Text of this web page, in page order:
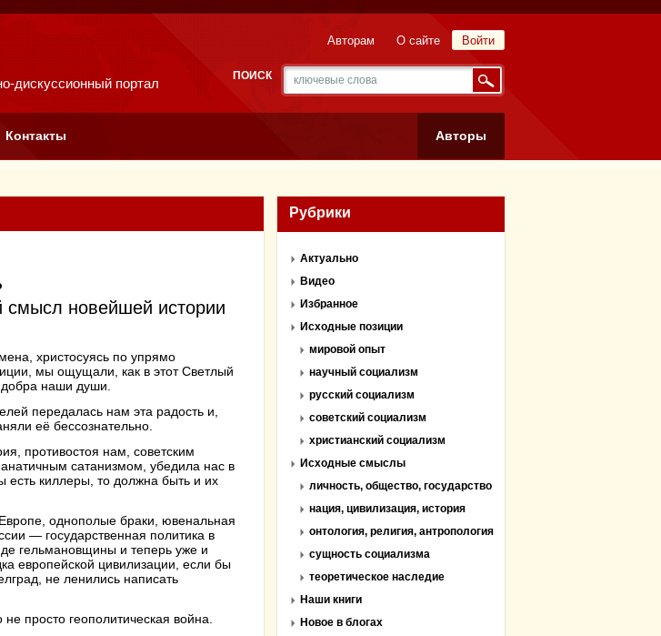
дискуссионный портал
Войти
Авторам О сайте
ПОИСК
Контакты Авторы
смысл новейшей истории
христосуясь по упрямо
мы ощущали, как в этот Светлый
наши души.
передалась нам эта радость и,
её бессознательно.
противостоя нам, советским
сатанизмом, убедила нас в
есть киллеры, то должна быть и их
однополые браки, ювенальная
— государственная политика в
гельмановщины и теперь уже и
европейской цивилизации, если бы
не ленились написать
просто геополитическая война.
Рубрики
Актуально
Видео
Избранное
Исходные позиции
мировой опыт
научный социализм
русский социализм
советский социализм
христианский социализм
Исходные смыслы
личность, общество, государство
нация, цивилизация, история
онтология, религия, антропология
сущность социализма
теоретическое наследие
Наши книги
Новое в блогах